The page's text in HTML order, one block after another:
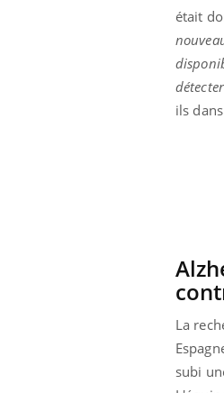
était
ils
La
subi